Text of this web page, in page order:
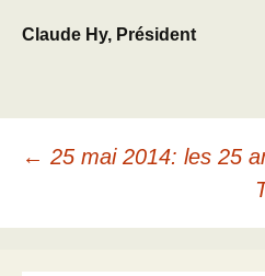
Claude Hy, Président
des
← 25 mai 2014: les 25